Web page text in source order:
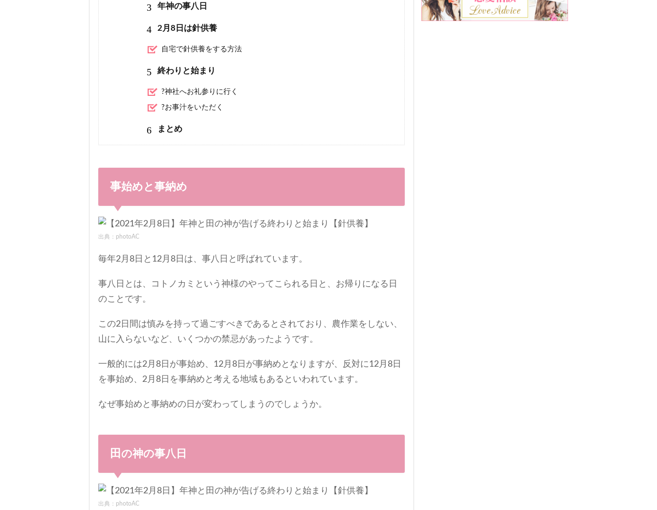
3 年神の事八日
4 2月8日は針供養
自宅で針供養をする方法
5 終わりと始まり
?神社へお礼参りに行く
?お事汁をいただく
6 まとめ
事始めと事納め
出典：photoAC
毎年2月8日と12月8日は、事八日と呼ばれています。
事八日とは、コトノカミという神様のやってこられる日と、お帰りになる日
のことです。
この2日間は慎みを持って過ごすべきであるとされており、農作業をしない、
山に入らないなど、いくつかの禁忌があったようです。
一般的には2月8日が事始め、12月8日が事納めとなりますが、反対に12月8日
を事始め、2月8日を事納めと考える地域もあるといわれています。
なぜ事始めと事納めの日が変わってしまうのでしょうか。
田の神の事八日
出典：photoAC